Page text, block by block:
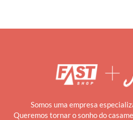
Somos uma empresa
Queremos tornar o sonho do